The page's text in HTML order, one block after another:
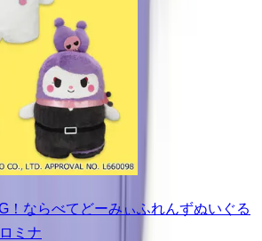
ならべてどーみぃふれんずぬいぐる
ミナ